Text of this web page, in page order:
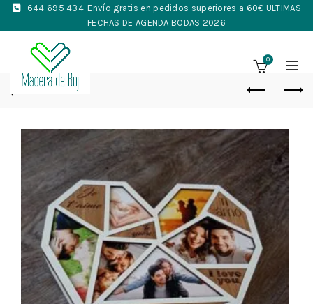
644 695 434-Envío gratis en pedidos superiores a 60€ ULTIMAS
FECHAS DE AGENDA BODAS 2026
0